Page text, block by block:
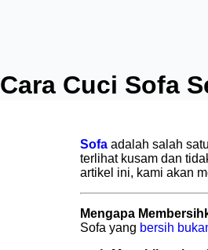
Cara Cuci Sofa
Sofa adalah salah
terlihat kusam dan
artikel ini, kami akan
Mengapa
Sofa yang bersih